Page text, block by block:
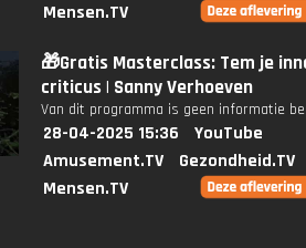
Mensen.TV
🎁Gratis Masterclass: Tem je
criticus | Sanny Verhoeven
Van dit programma is geen informatie
28-04-2025 15:36
YouTube
Amusement.TV
Gezondheid.TV
Mensen.TV